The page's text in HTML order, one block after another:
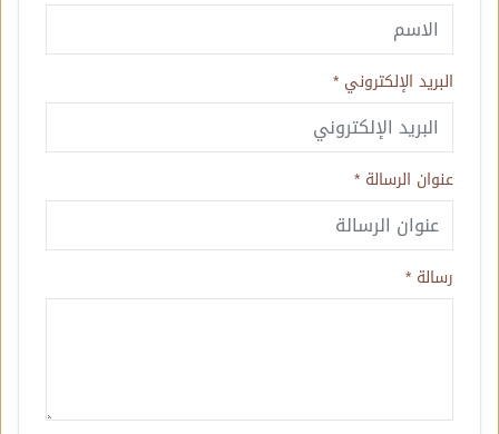
البريد الإلكتروني *
عنوان الرسالة *
رسالة *